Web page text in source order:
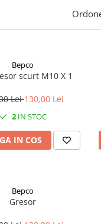
Bepco
scurt M10 X 1
Lei130,00 Lei
2IN STOC
IN COS
Bepco
Gresor